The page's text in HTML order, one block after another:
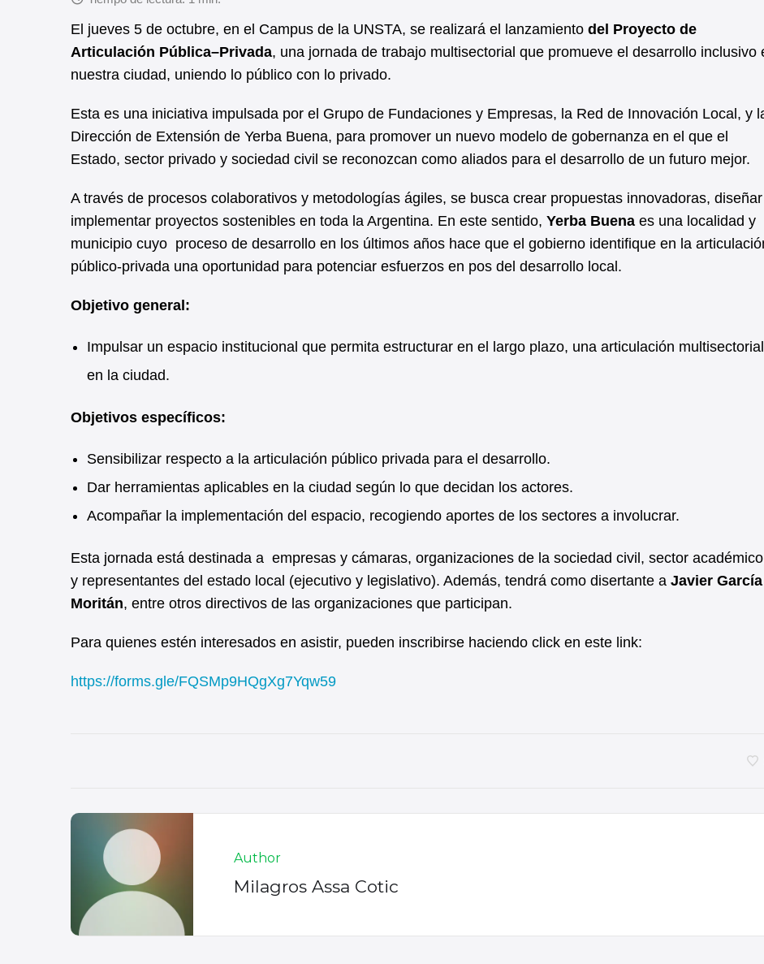
e
b
o
o
k
s
A
p
p
El jueves 5 de octubre, en el Campus de la UNSTA, se realizará el lanzamiento del Proyecto de
Articulación Pública–Privada, una jornada de trabajo multisectorial que promueve el desarrollo inclusivo
nuestra ciudad, uniendo lo público con lo privado.
Esta es una iniciativa impulsada por el Grupo de Fundaciones y Empresas, la Red de Innovación Local, y
Dirección de Extensión de Yerba Buena, para promover un nuevo modelo de gobernanza en el que el
Estado, sector privado y sociedad civil se reconozcan como aliados para el desarrollo de un futuro mejor.
A través de procesos colaborativos y metodologías ágiles, se busca crear propuestas innovadoras,
implementar proyectos sostenibles en toda la Argentina. En este sentido, Yerba Buena es una localidad y
municipio cuyo proceso de desarrollo en los últimos años hace que el gobierno identifique en la
público-privada una oportunidad para potenciar esfuerzos en pos del desarrollo local.
Objetivo general:
Impulsar un espacio institucional que permita estructurar en el largo plazo, una articulación multisectorial
en la ciudad.
Objetivos específicos:
Sensibilizar respecto a la articulación público privada para el desarrollo.
Dar herramientas aplicables en la ciudad según lo que decidan los actores.
Acompañar la implementación del espacio, recogiendo aportes de los sectores a involucrar.
Esta jornada está destinada a empresas y cámaras, organizaciones de la sociedad civil, sector
y representantes del estado local (ejecutivo y legislativo). Además, tendrá como disertante a Javier García
Moritán, entre otros directivos de las organizaciones que participan.
Para quienes estén interesados en asistir, pueden inscribirse haciendo click en este link:
https://forms.gle/FQSMp9HQgXg7Yqw59
Author
Milagros Assa Cotic